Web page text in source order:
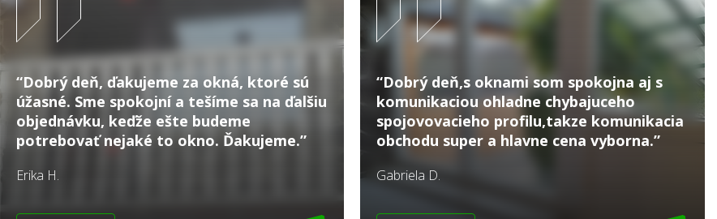
“Dobrý deň, ďakujeme za okná, ktoré sú
úžasné. Sme spokojní a tešíme sa na ďalšiu
objednávku, keďže ešte budeme
potrebovať nejaké to okno. Ďakujeme.”
Erika H.
“Dobrý deň,s oknami som spokojna aj s
komunikaciou ohladne chybajuceho
spojovovacieho profilu,takze komunikacia
obchodu super a hlavne cena vyborna.”
Gabriela D.